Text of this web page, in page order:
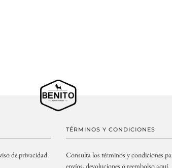
de privacidad
TÉRMINOS Y CONDICIONES
Consulta los términos y condiciones
envíos, devoluciones o reembolsoaquí.